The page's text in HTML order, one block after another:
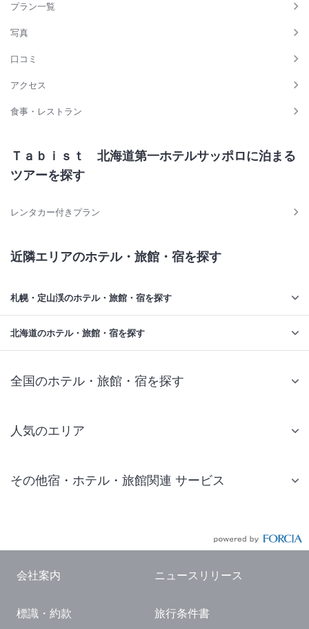
プラン一覧
写真
口コミ
アクセス
食事・レストラン
Ｔａｂｉｓｔ 北海道第一ホテルサッポロに泊まる
ツアーを探す
レンタカー付きプラン
近隣エリアのホテル・旅館・宿を探す
札幌・定山渓のホテル・旅館・宿を探す
北海道のホテル・旅館・宿を探す
全国のホテル・旅館・宿を探す
人気のエリア
仙台 ホテル
東京ドーム ホテル
横浜 ホテル
その他宿・ホテル・旅館関連 サービス
国内観光ガイド
会社案内 ニュースリリース
標識・約款 旅行条件書